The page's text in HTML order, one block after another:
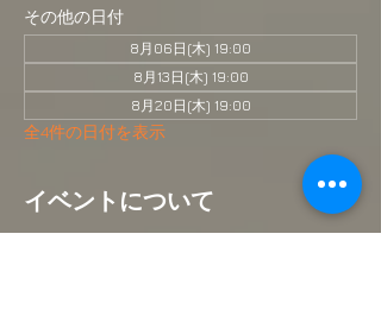
その他の日付
8月06日(木) 19:00
8月13日(木) 19:00
8月20日(木) 19:00
全4件の日付を表示
イベントについて